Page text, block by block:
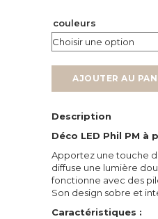
couleurs
AJOUTER AU
Description
Déco LED Phil PM à
Apportez une touche
diffuse une lumière
fonctionne avec des
Son design sobre et
Caractéristiques :